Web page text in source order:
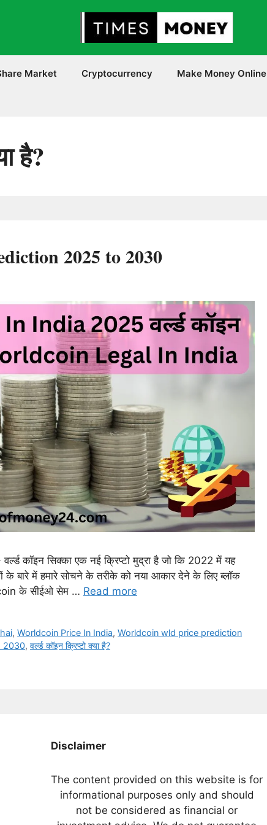
Market Cryptocurrency Make Money Online
है?
2025 to 2030
कॉइन सिक्का एक नई क्रिप्टो मुद्रा है जो कि 2022 में यह
बारे में हमारे सोचने के तरीके को नया आकार देने के लिए ब्लॉक
के सीईओ सेम … Read more
,Worldcoin Price In India,Worldcoin wld price prediction
2030, वर्ल्ड कॉइन क्रिप्टो क्या है?
Disclaimer
The content provided on this website is for
informational purposes only and should
not be considered as financial or